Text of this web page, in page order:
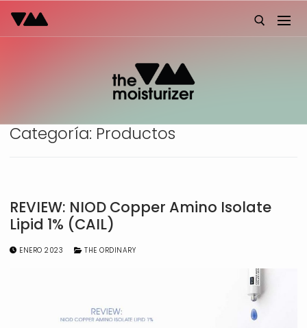
al
Buscar:
Categoría: Productos
REVIEW: NIOD Copper Amino Isolate
Lipid 1% (CAIL)
ENERO 2023 THE ORDINARY